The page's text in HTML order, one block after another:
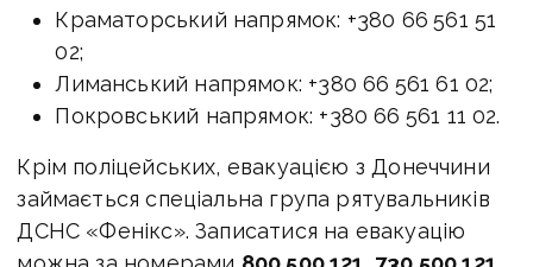
Краматорський напрямок: +380 66 561 51
02;
Лиманський напрямок: +380 66 561 61 02;
Покровський напрямок: +380 66 561 11 02.
Крім поліцейських, евакуацією з Донеччини
займається спеціальна група рятувальників
ДСНС «Фенікс». Записатися на евакуацію